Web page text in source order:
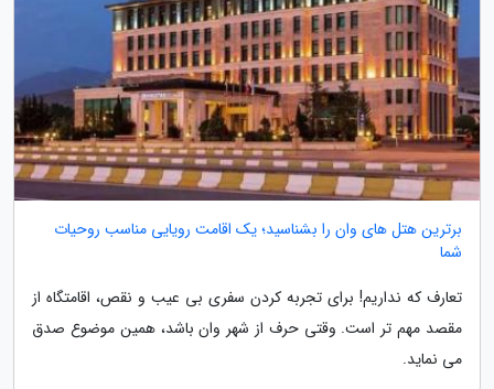
برترین هتل های وان را بشناسید؛ یک اقامت رویایی مناسب روحیات
شما
تعارف که نداریم! برای تجربه کردن سفری بی عیب و نقص، اقامتگاه از
مقصد مهم تر است. وقتی حرف از شهر وان باشد، همین موضوع صدق
می نماید.